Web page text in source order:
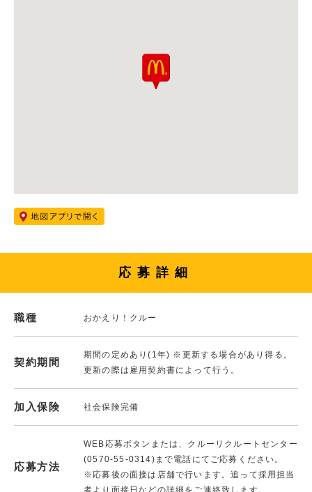
応募詳細
職種 おかえり！クルー
契約期間
期間の定めあり(1年) ※更新する場合があり得る。
更新の際は雇用契約書によって行う。
加入保険 社会保険完備
応募方法
WEB応募ボタンまたは、クルーリクルートセンター
(0570-55-0314)まで電話にてご応募ください。
※応募後の面接は店舗で行います。追って採用担当
者より面接日などの詳細をご連絡致します。